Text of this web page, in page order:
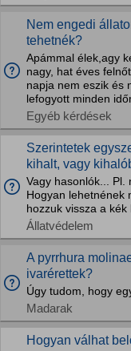
Nem engedi
tehetnék?
Apámmal élek,agy
nagy, hat éves
napja nem eszik és
lefogyott minden
Egyéb kérdések
Szerintetek
kihalt, vagy
Vagy hasonlók... Pl.
Hogyan lehetnének
hozzuk vissza a
Állatvédelem
A pyrrhura
ivarérettek?
Úgy tudom, hogy
Madarak
Hogyan válhat